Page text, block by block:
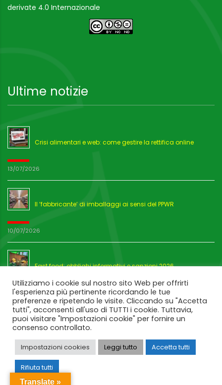
derivate 4.0 Internazionale
Ultime notizie
Crisi alimentari e web: come gestire la rettifica online
13/07/2026
Il ‘fabbricante’ di imballaggi ai sensi del PPWR
10/07/2026
Fast food: obblighi informativi e sanzioni 2026
03/07/2026
Utilizziamo i cookie sul nostro sito Web per offrirti
l'esperienza più pertinente ricordando le tue
preferenze e ripetendo le visite. Cliccando su "Accetta
tutti", acconsenti all'uso di TUTTI i cookie. Tuttavia,
puoi visitare "Impostazioni cookie" per fornire un
consenso controllato.
Impostazioni cookies Leggi tutto Accetta tutti
Rifiuta tutti
Translate »